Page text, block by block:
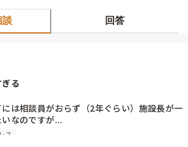
談 回答
る
は相談員がおらず（2年ぐらい）施設長が一
なのですが...
が他事業所のケアマネさんからこの間来てたら
ス